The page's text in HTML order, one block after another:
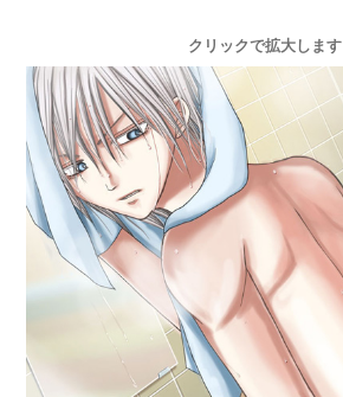
クリックで拡大します